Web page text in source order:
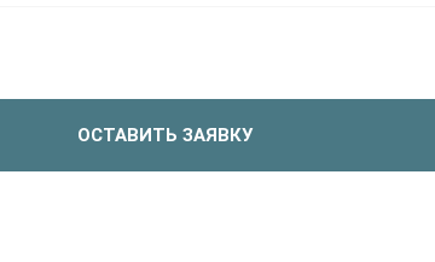
ОСТАВИТЬ ЗАЯВКУ